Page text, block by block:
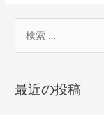
最近の投稿